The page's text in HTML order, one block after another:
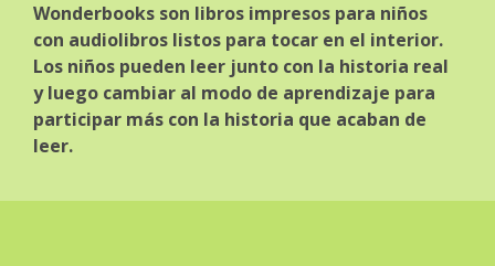
Wonderbooks son libros impresos para niños
con audiolibros listos para tocar en el interior.
Los niños pueden leer junto con la historia real
y luego cambiar al modo de aprendizaje para
participar más con la historia que acaban de
leer.